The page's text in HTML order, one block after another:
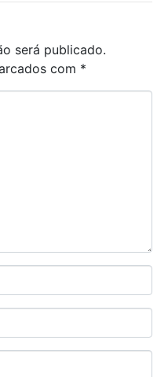
será publicado.
com *